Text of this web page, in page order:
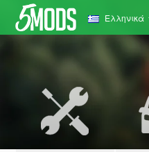
Ελληνικά